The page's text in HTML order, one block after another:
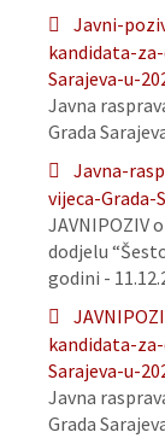
Javni-
kandidata-
Sarajeva-u-
Javna
Grada
Javna-
vijeca-Grada-
JAVNIPOZIV
dodjelu
godini -
kandidata-
Sarajeva-u-
Javna
Grada